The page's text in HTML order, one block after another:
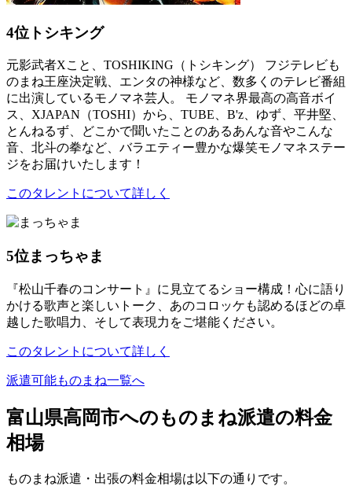
4位 トシキング
元影武者Xこと、TOSHIKING（トシキング） フジテレビも
のまね王座決定戦、エンタの神様など、数多くのテレビ番組
に出演しているモノマネ芸人。 モノマネ界最高の高音ボイ
ス、XJAPAN（TOSHI）から、TUBE、B'z、ゆず、平井堅、
とんねるず、どこかで聞いたことのあるあんな音やこんな
音、北斗の拳など、バラエティー豊かな爆笑モノマネステー
ジをお届けいたします！
このタレントについて詳しく
5位まっちゃま
『松山千春のコンサート』に見立てるショー構成！心に語り
かける歌声と楽しいトーク、あのコロッケも認めるほどの卓
越した歌唱力、そして表現力をご堪能ください。
このタレントについて詳しく
派遣可能ものまね一覧へ
富山県高岡市へのものまね派遣の料金
相場
ものまね派遣・出張の料金相場は以下の通りです。